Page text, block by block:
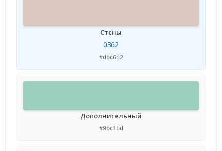
Стены
0362
#dbc6c2
Дополнительный
#9bcfbd